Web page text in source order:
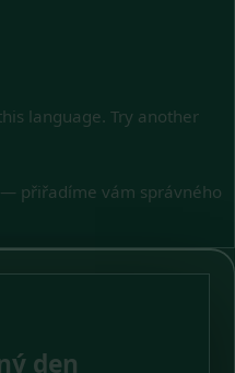
language. Try another
přiřadíme vám správného
den